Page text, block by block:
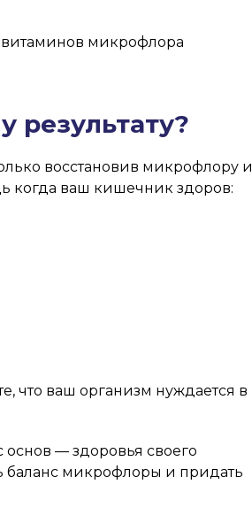
витаминов микрофлора
результату?
восстановив микрофлору и
когда ваш кишечник здоров:
что ваш организм нуждается в
основ — здоровья своего
баланс микрофлоры и придать